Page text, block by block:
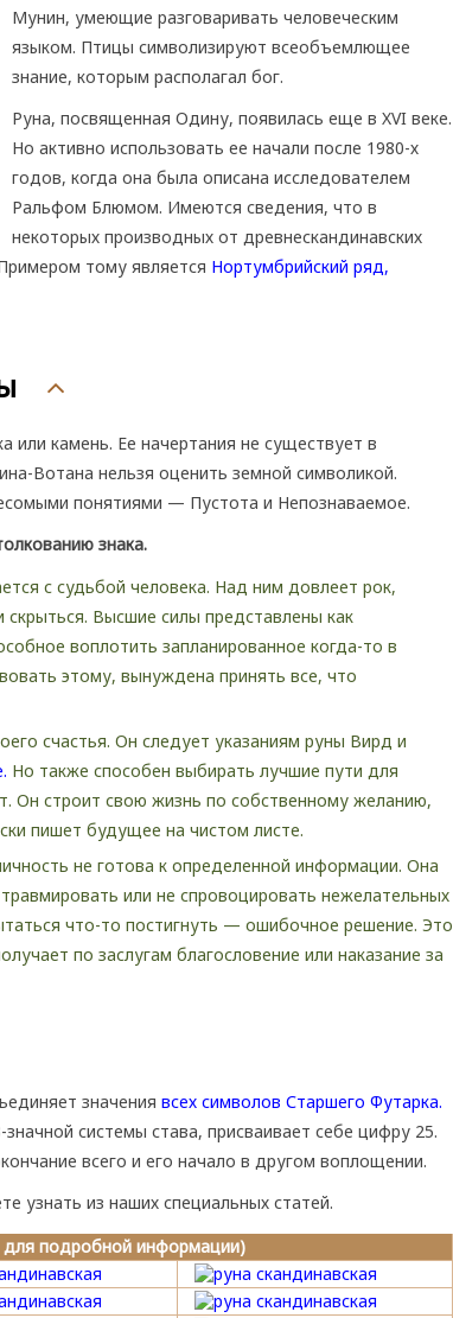
Мунин, умеющие разговаривать человеческим
языком. Птицы символизируют всеобъемлющее
знание, которым располагал бог.
Руна, посвященная Одину, появилась еще в XVI веке.
Но активно использовать ее начали после 1980-х
годов, когда она была описана исследователем
Ральфом Блюмом. Имеются сведения, что в
некоторых производных от древнескандинавских
тому является Нортумбрийский ряд,
или камень. Ее начертания не существует в
Вотана нельзя оценить земной символикой.
понятиями — Пустота и Непознаваемое.
знака.
с судьбой человека. Над ним довлеет рок,
Высшие силы представлены как
воплотить запланированное когда-то в
этому, вынуждена принять все, что
счастья. Он следует указаниям руны Вирд и
Но также способен выбирать лучшие пути для
Он строит свою жизнь по собственному желанию,
пишет будущее на чистом листе.
не готова к определенной информации. Она
или не спровоцировать нежелательных
что-то постигнуть — ошибочное решение. Это
по заслугам благословение или наказание за
значения всех символов Старшего Футарка.
системы става, присваивает себе цифру 25.
всего и его начало в другом воплощении.
узнать из наших специальных статей.
для подробной информации)